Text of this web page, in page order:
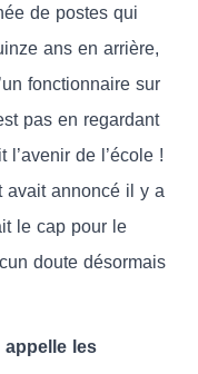
de postes qui
ans en arrière,
fonctionnaire sur
pas en regardant
de l’école !
avait annoncé il y a
le cap pour le
doute désormais
appelle les